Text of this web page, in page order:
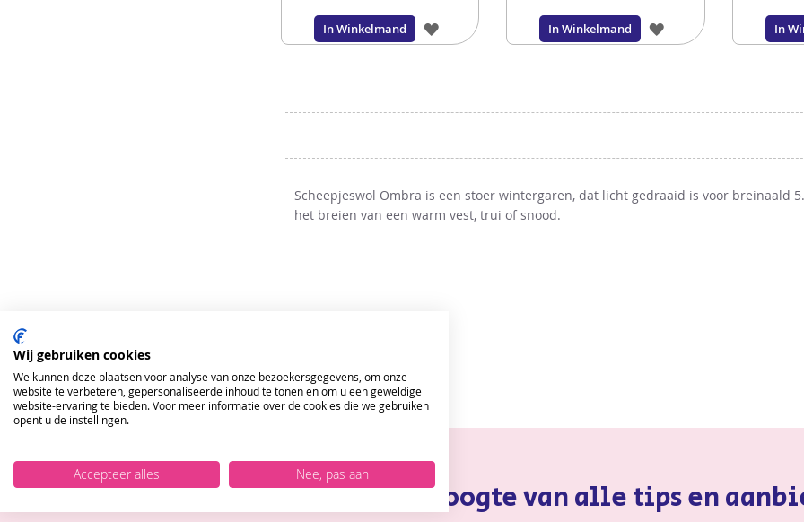
In Winkelmand
VOEG
In Winkelmand
VOEG
In
Scheepjeswol Ombra is een stoer wintergaren, dat licht gedraaid is voor breinaald
het breien van een warm vest, trui of snood.
Blijf op de hoogte van alle tips en
ONTVANG DE NIEUWSBRIEF EN KRIJG10%
VERSTUUR
Wij gebruiken cookies
We kunnen deze plaatsen voor analyse van onze bezoekersgegevens, om onze
website te verbeteren, gepersonaliseerde inhoud te tonen en om u een geweldige
website-ervaring te bieden. Voor meer informatie over de cookies die we gebruiken
opent u de instellingen.
Accepteer alles Nee, pas aan